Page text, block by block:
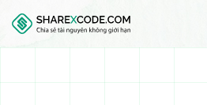
Skip to main content
Skip to footer